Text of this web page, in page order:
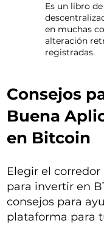
Es un libro
en muchas
alteración
registradas.
Consejos
Buena
en Bitcoin
Elegir el
para invertir en
consejos para
plataforma para